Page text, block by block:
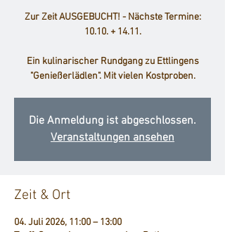
Zur Zeit AUSGEBUCHT! - Nächste Termine:
10.10. + 14.11.
Ein kulinarischer Rundgang zu Ettlingens
"Genießerlädlen". Mit vielen Kostproben.
Die Anmeldung ist abgeschlossen.
Veranstaltungen ansehen
Zeit & Ort
04. Juli 2026, 11:00 – 13:00